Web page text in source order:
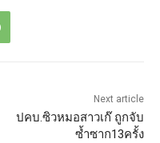
Next article
ปคบ.ซิวหมอสาวเก๊ ถูกจับ
ซ้ำซาก13ครั้ง